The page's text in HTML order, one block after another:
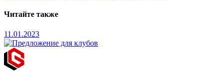
Читайте также
11.01.2023